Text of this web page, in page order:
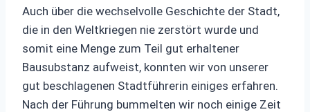
Auch über die wechselvolle Geschichte der Stadt,
die in den Weltkriegen nie zerstört wurde und
somit eine Menge zum Teil gut erhaltener
Bausubstanz aufweist, konnten wir von unserer
gut beschlagenen Stadtführerin einiges erfahren.
Nach der Führung bummelten wir noch einige Zeit